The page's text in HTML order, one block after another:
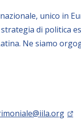
unico in
di politica
Ne siamo